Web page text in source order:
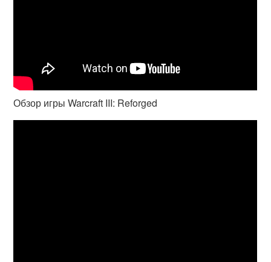
Обзор игры Warcraft III: Reforged